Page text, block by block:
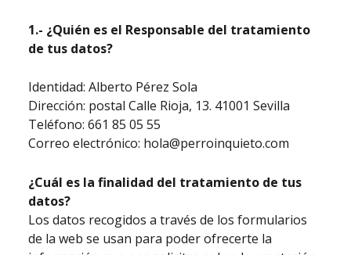
1.- ¿Quién es el Responsable del tratamiento
de tus datos?
Identidad: Alberto Pérez Sola
Dirección: postal Calle Rioja, 13. 41001 Sevilla
Teléfono: 661 85 05 55
Correo electrónico: hola@perroinquieto.com
¿Cuál es la finalidad del tratamiento de tus
datos?
Los datos recogidos a través de los formularios
de la web se usan para poder ofrecerte la